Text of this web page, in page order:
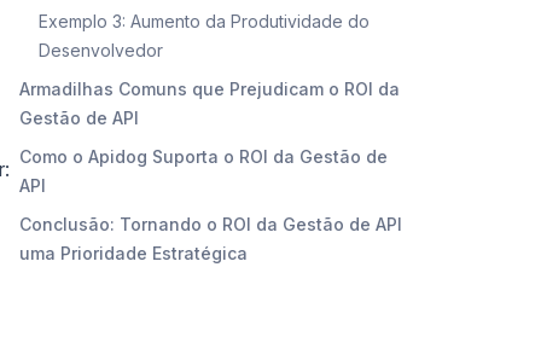
Exemplo 3: Aumento da Produtividade do
Desenvolvedor
Armadilhas Comuns que Prejudicam o ROI da
Gestão de API
Como o Apidog Suporta o ROI da Gestão de
API
Conclusão: Tornando o ROI da Gestão de API
uma Prioridade Estratégica